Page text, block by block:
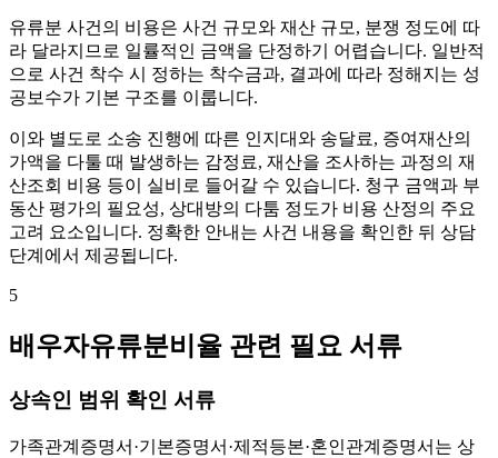
유류분 사건의 비용은 사건 규모와 재산 규모, 분쟁 정도에 따
라 달라지므로 일률적인 금액을 단정하기 어렵습니다. 일반적
으로 사건 착수 시 정하는 착수금과, 결과에 따라 정해지는 성
공보수가 기본 구조를 이룹니다.
이와 별도로 소송 진행에 따른 인지대와 송달료, 증여재산의
가액을 다툴 때 발생하는 감정료, 재산을 조사하는 과정의 재
산조회 비용 등이 실비로 들어갈 수 있습니다. 청구 금액과 부
동산 평가의 필요성, 상대방의 다툼 정도가 비용 산정의 주요
고려 요소입니다. 정확한 안내는 사건 내용을 확인한 뒤 상담
단계에서 제공됩니다.
5
배우자유류분비율 관련 필요 서류
상속인 범위 확인 서류
가족관계증명서·기본증명서·제적등본·혼인관계증명서는 상